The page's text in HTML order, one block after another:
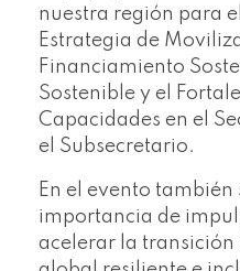
nuestra región para
Estrategia de
Financiamiento
Sostenible y el
Capacidades en el
el Subsecretario.
En el evento también
importancia de
acelerar la